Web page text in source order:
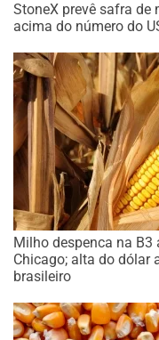
StoneX prevê safra de
acima do número do
Milho despenca na
Chicago; alta do dólar
brasileiro